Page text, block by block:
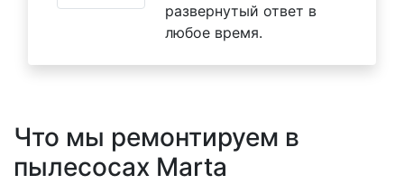
развернутый ответ в
любое время.
Что мы ремонтируем в
пылесосах Marta